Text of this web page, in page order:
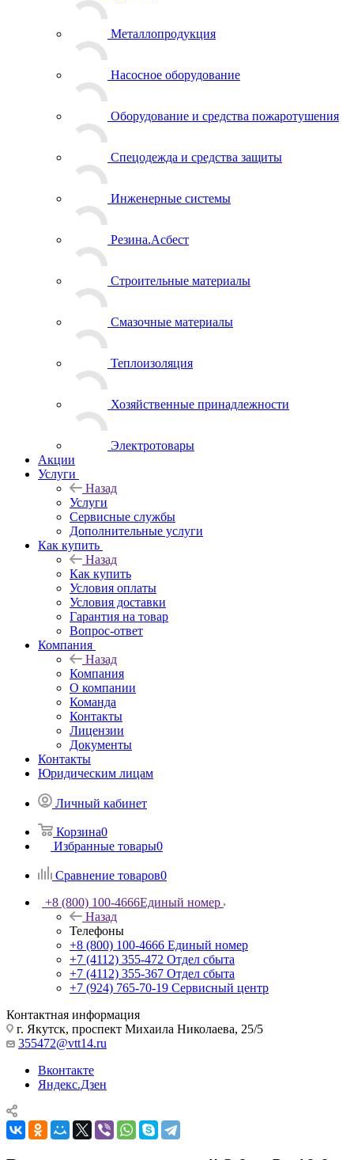
Металлопродукция
Насосное оборудование
Оборудование и средства пожаротушения
Спецодежда и средства защиты
Инженерные системы
Резина.Асбест
Строительные материалы
Смазочные материалы
Теплоизоляция
Хозяйственные принадлежности
Электротовары
Акции
Услуги
Назад
Услуги
Сервисные службы
Дополнительные услуги
Как купить
Назад
Как купить
Условия оплаты
Условия доставки
Гарантия на товар
Вопрос-ответ
Компания
Назад
Компания
О компании
Команда
Контакты
Лицензии
Документы
Контакты
Юридическим лицам
Личный кабинет
Корзина0
Избранные товары0
Сравнение товаров0
+8 (800) 100-4666Единый номер
Назад
Телефоны
+8 (800) 100-4666 Единый номер
+7 (4112) 355-472 Отдел сбыта
+7 (4112) 355-367 Отдел сбыта
+7 (924) 765-70-19 Сервисный центр
Контактная информация
г. Якутск, проспект Михаила Николаева, 25/5
355472@vtt14.ru
Вконтакте
Яндекс.Дзен